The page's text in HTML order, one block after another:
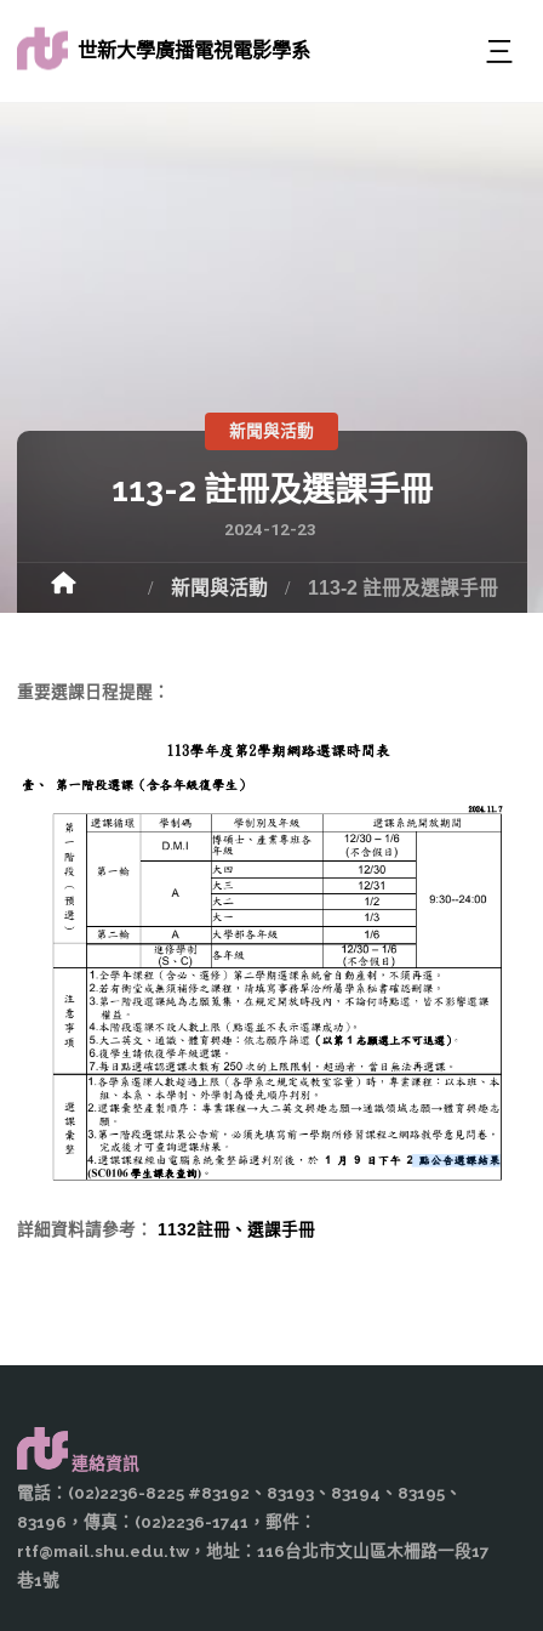
世新大學廣播電視電影學系
113-2 註冊及選課手冊
2024-12-23
新聞與活動
新聞與活動 113-2 註冊及選課手冊
重要選課日程提醒：
詳細資料請參考： 1132註冊、選課手冊
連絡資訊
電話：(02)2236-8225 #83192、83193、83194、83195、
83196，傳真：(02)2236-1741，郵件：
rtf@mail.shu.edu.tw，地址：116台北市文山區木柵路一段17
巷1號